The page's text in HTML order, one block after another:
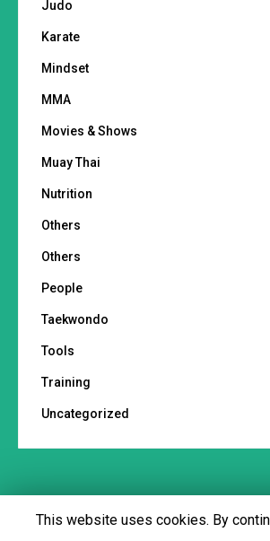
Judo
Karate
Mindset
MMA
Movies & Shows
Muay Thai
Nutrition
Others
Others
People
Taekwondo
Tools
Training
Uncategorized
This website uses cookies. By